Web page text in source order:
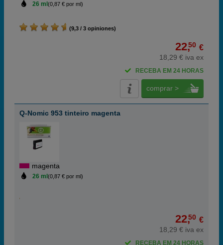
26 ml (0,87 € por ml)
(9,3 / 3 opiniones)
22,50 €
18,29 € iva ex
RECEBA EM 24 HORAS
comprar >
Q-Nomic 953 tinteiro magenta
magenta
26 ml (0,87 € por ml)
22,50 €
18,29 € iva ex
RECEBA EM 24 HORAS